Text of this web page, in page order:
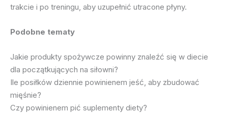
trakcie i po treningu, aby uzupełnić utracone płyny.
Podobne tematy
Jakie produkty spożywcze powinny znaleźć się w diecie
dla początkujących na siłowni?
Ile posiłków dziennie powinienem jeść, aby zbudować
mięśnie?
Czy powinienem pić suplementy diety?